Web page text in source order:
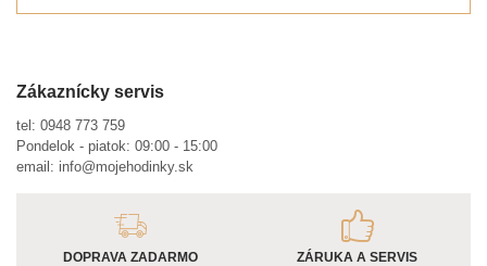
Zákaznícky servis
tel: 0948 773 759
Pondelok - piatok: 09:00 - 15:00
email: info@mojehodinky.sk
DOPRAVA ZADARMO ZÁRUKA A SERVIS